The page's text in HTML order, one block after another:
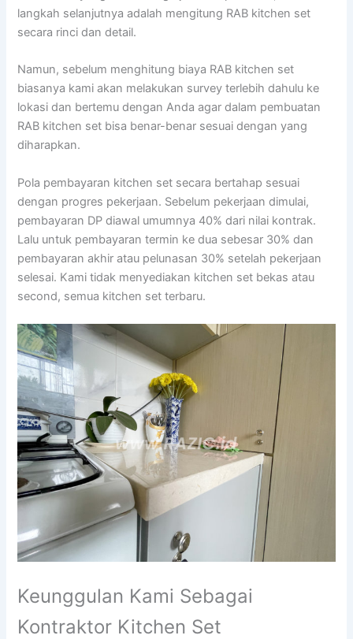
langkah selanjutnya adalah mengitung RAB kitchen set
secara rinci dan detail.
Namun, sebelum menghitung biaya RAB kitchen set
biasanya kami akan melakukan survey terlebih dahulu ke
lokasi dan bertemu dengan Anda agar dalam pembuatan
RAB kitchen set bisa benar-benar sesuai dengan yang
diharapkan.
Pola pembayaran kitchen set secara bertahap sesuai
dengan progres pekerjaan. Sebelum pekerjaan dimulai,
pembayaran DP diawal umumnya 40% dari nilai kontrak.
Lalu untuk pembayaran termin ke dua sebesar 30% dan
pembayaran akhir atau pelunasan 30% setelah pekerjaan
selesai. Kami tidak menyediakan kitchen set bekas atau
second, semua kitchen set terbaru.
Keunggulan Kami Sebagai
Kontraktor Kitchen Set